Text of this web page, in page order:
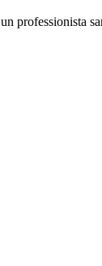
professionista